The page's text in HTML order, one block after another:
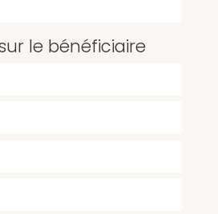
le bénéficiaire